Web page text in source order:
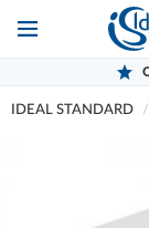
IDEAL STANDARD